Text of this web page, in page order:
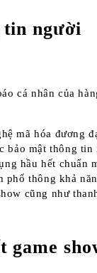
tin người
cá nhân của
mã hóa đương
bảo mật thông tin
hầu hết chuẩn
phổ thông khả
cũng như
game